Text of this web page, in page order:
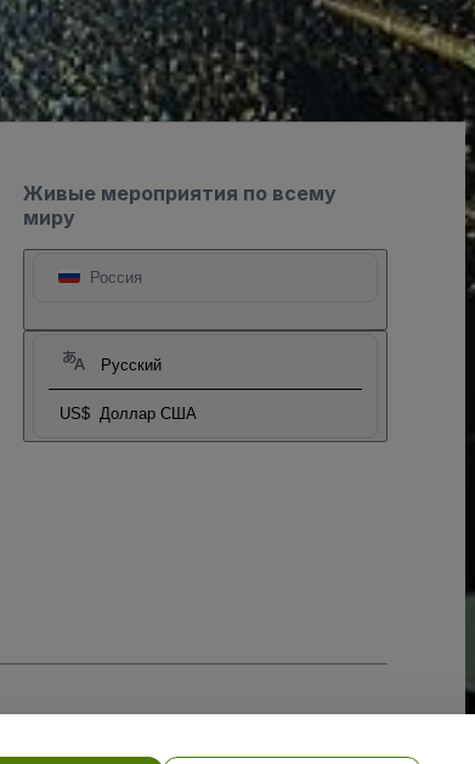
Живые мероприятия по всему
миру
Россия
Русский
US$ Доллар США